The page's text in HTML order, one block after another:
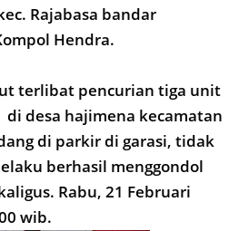
Rajabasa bandar
Hendra.
terlibat pencurian tiga unit
desa hajimena kecamatan
di parkir di garasi, tidak
berhasil menggondol
Rabu, 21 Februari
wib.